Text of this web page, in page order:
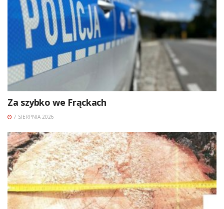
Za szybko we Frąckach
7 SIERPNIA 2026